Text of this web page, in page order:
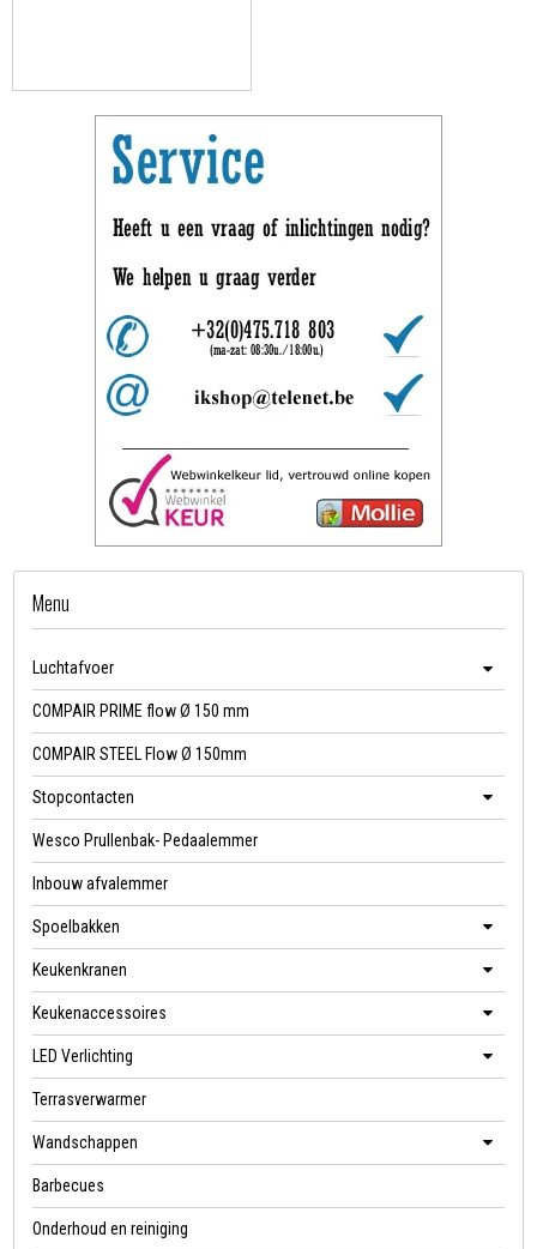
Menu
Luchtafvoer
COMPAIR PRIME flow Ø 150 mm
COMPAIR STEEL Flow Ø 150mm
Stopcontacten
Wesco Prullenbak- Pedaalemmer
Inbouw afvalemmer
Spoelbakken
Keukenkranen
Keukenaccessoires
LED Verlichting
Terrasverwarmer
Wandschappen
Barbecues
Onderhoud en reiniging